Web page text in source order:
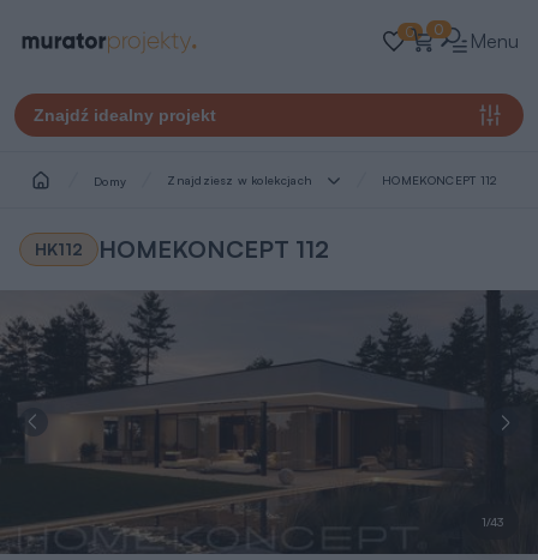
0 0 Menu
Znajdź idealny projekt
Domy Znajdziesz w kolekcjach HOMEKONCEPT 112
HK112 HOMEKONCEPT 112
1/43